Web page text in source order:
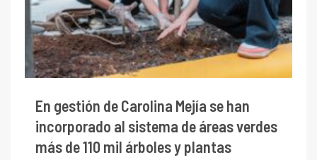
En gestión de Carolina Mejía se han
incorporado al sistema de áreas verdes
más de 110 mil árboles y plantas